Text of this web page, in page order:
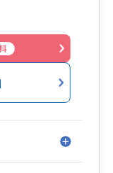
広く企業の
。また、製造
る業種で法人
ます。素早
事業の拡大を
、経営管理の
営実務でも貢